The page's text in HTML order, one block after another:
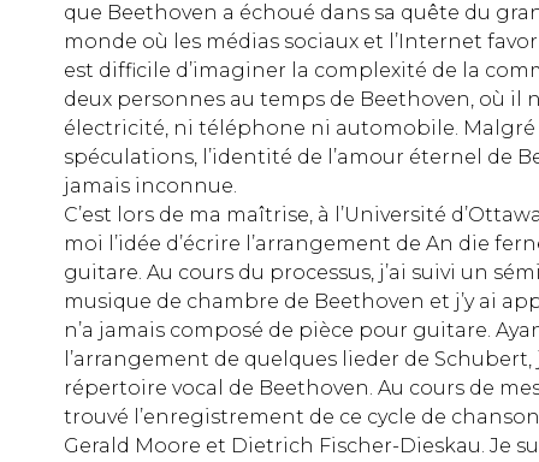
que Beethoven a échoué dans sa quête du
monde où les médias sociaux et l’Internet
est difficile d’imaginer la complexité de la
deux personnes au temps de Beethoven, où il
électricité, ni téléphone ni automobile. Malgré
spéculations, l’identité de l’amour éternel de
jamais inconnue.
C’est lors de ma maîtrise, à l’Université
moi l’idée d’écrire l’arrangement de An die
guitare. Au cours du processus, j’ai suivi un
musique de chambre de Beethoven et j’y ai
n’a jamais composé de pièce pour guitare.
l’arrangement de quelques lieder de Schubert,
répertoire vocal de Beethoven. Au cours de
trouvé l’enregistrement de ce cycle de
Gerald Moore et Dietrich Fischer-Dieskau. Je